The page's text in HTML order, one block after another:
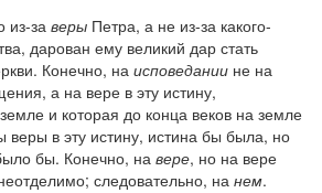
из-заверы Петра, а не из-за какого-
дарован ему великий дар стать
Конечно, на исповедании не на
а на вере в эту истину,
и которая до конца веков на земле
в эту истину, истина бы была, но
бы. Конечно, на вере, но на вере
следовательно, на нем.